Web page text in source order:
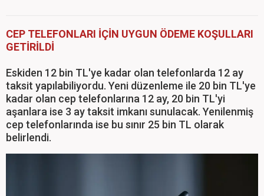
CEP TELEFONLARI İÇİN UYGUN ÖDEME KOŞULLARI
GETİRİLDİ
Eskiden 12 bin TL'ye kadar olan telefonlarda 12 ay
taksit yapılabiliyordu. Yeni düzenleme ile 20 bin TL'ye
kadar olan cep telefonlarına 12 ay, 20 bin TL'yi
aşanlara ise 3 ay taksit imkanı sunulacak. Yenilenmiş
cep telefonlarında ise bu sınır 25 bin TL olarak
belirlendi.